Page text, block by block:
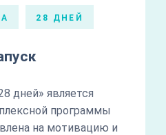
28 ДНЕЙ
дней» является
программы
на мотивацию и